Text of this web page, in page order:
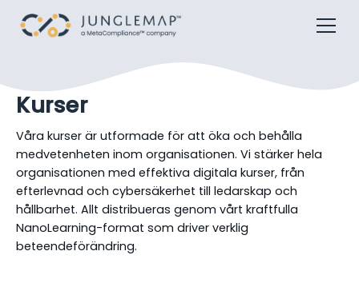
Kurser
Våra kurser är utformade för att öka och behålla
medvetenheten inom organisationen. Vi stärker hela
organisationen med effektiva digitala kurser, från
efterlevnad och cybersäkerhet till ledarskap och
hållbarhet. Allt distribueras genom vårt kraftfulla
NanoLearning-format som driver verklig
beteendeförändring.